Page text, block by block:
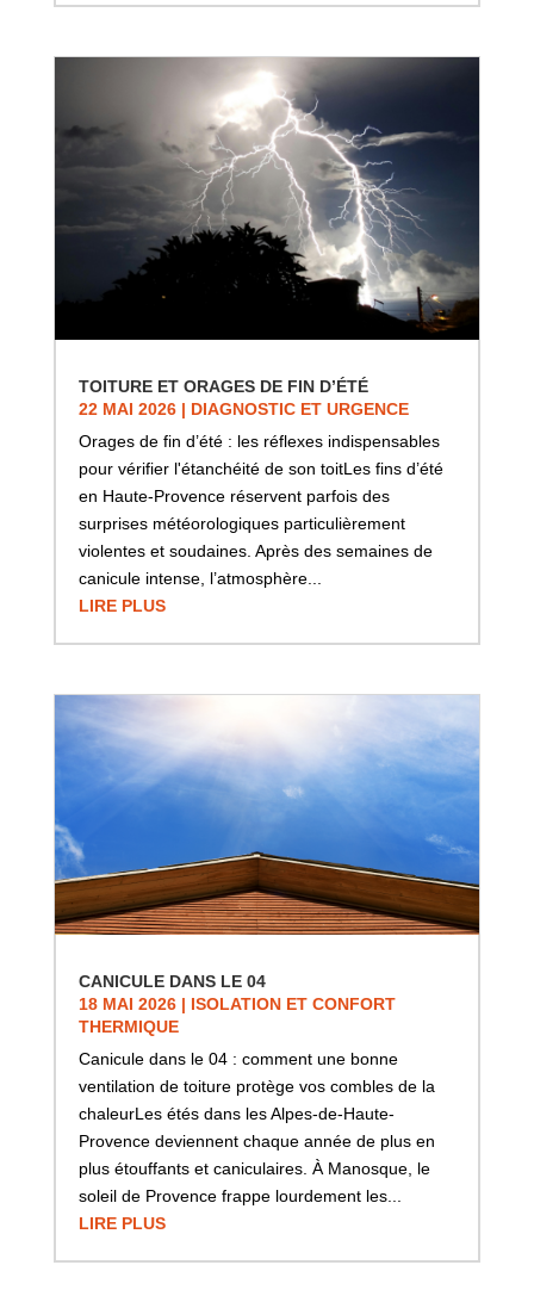
TOITURE ET ORAGES DE FIN D’ÉTÉ
22 MAI 2026| DIAGNOSTIC ET URGENCE
Orages de fin d’été : les réflexes indispensables
pour vérifier l'étanchéité de son toitLes fins d’été
en Haute-Provence réservent parfois des
surprises météorologiques particulièrement
violentes et soudaines. Après des semaines de
canicule intense, l’atmosphère...
LIRE PLUS
CANICULE DANS LE 04
18 MAI 2026| ISOLATION ET CONFORT
THERMIQUE
Canicule dans le 04 : comment une bonne
ventilation de toiture protège vos combles de la
chaleurLes étés dans les Alpes-de-Haute-
Provence deviennent chaque année de plus en
plus étouffants et caniculaires. À Manosque, le
soleil de Provence frappe lourdement les...
LIRE PLUS